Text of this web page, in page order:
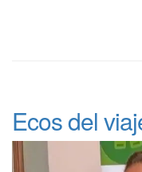
Ecos del